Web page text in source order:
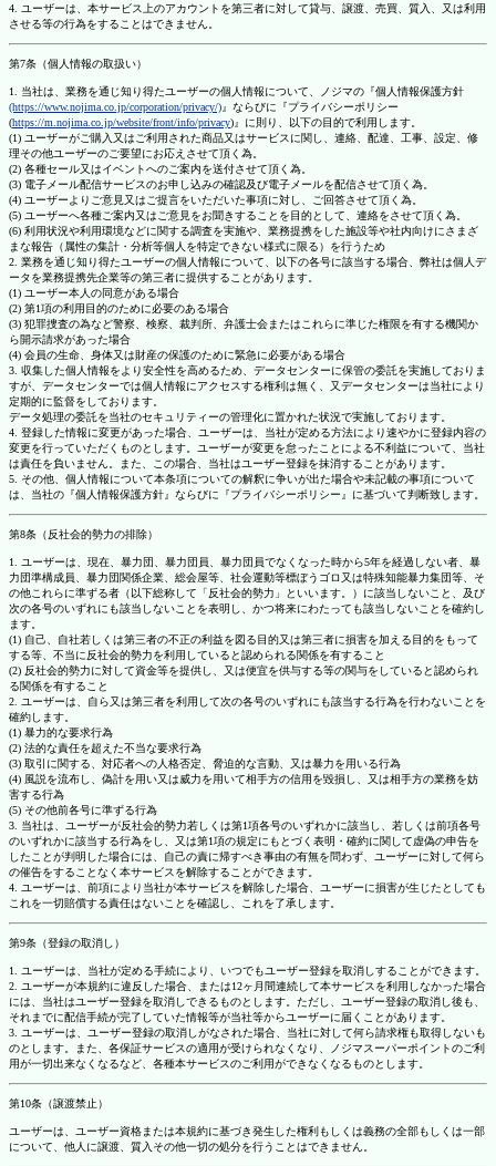
4. ユーザーは、本サービス上のアカウントを第三者に対して貸与、譲渡、売買、質入、又は利用
させる等の行為をすることはできません。
第7条（個人情報の取扱い）
1. 当社は、業務を通じ知り得たユーザーの個人情報について、ノジマの『個人情報保護方針
(https://www.nojima.co.jp/corporation/privacy/)』ならびに『プライバシーポリシー
(https://m.nojima.co.jp/website/front/info/privacy)』に則り、以下の目的で利用します。
(1) ユーザーがご購入又はご利用された商品又はサービスに関し、連絡、配達、工事、設定、修
理その他ユーザーのご要望にお応えさせて頂く為。
(2) 各種セール又はイベントへのご案内を送付させて頂く為。
(3) 電子メール配信サービスのお申し込みの確認及び電子メールを配信させて頂く為。
(4) ユーザーよりご意見又はご提言をいただいた事項に対し、ご回答させて頂く為。
(5) ユーザーへ各種ご案内又はご意見をお聞きすることを目的として、連絡をさせて頂く為。
(6) 利用状況や利用環境などに関する調査を実施や、業務提携をした施設等や社内向けにさまざ
まな報告（属性の集計・分析等個人を特定できない様式に限る）を行うため
2. 業務を通じ知り得たユーザーの個人情報について、以下の各号に該当する場合、弊社は個人デ
ータを業務提携先企業等の第三者に提供することがあります。
(1) ユーザー本人の同意がある場合
(2) 第1項の利用目的のために必要のある場合
(3) 犯罪捜査の為など警察、検察、裁判所、弁護士会またはこれらに準じた権限を有する機関か
ら開示請求があった場合
(4) 会員の生命、身体又は財産の保護のために緊急に必要がある場合
3. 収集した個人情報をより安全性を高めるため、データセンターに保管の委託を実施しておりま
すが、データセンターでは個人情報にアクセスする権利は無く、又データセンターは当社により
定期的に監督をしております。
データ処理の委託を当社のセキュリティーの管理化に置かれた状況で実施しております。
4. 登録した情報に変更があった場合、ユーザーは、当社が定める方法により速やかに登録内容の
変更を行っていただくものとします。ユーザーが変更を怠ったことによる不利益について、当社
は責任を負いません。また、この場合、当社はユーザー登録を抹消することがあります。
5. その他、個人情報について本条項についての解釈に争いが出た場合や未記載の事項について
は、当社の『個人情報保護方針』ならびに『プライバシーポリシー』に基づいて判断致します。
第8条（反社会的勢力の排除）
1. ユーザーは、現在、暴力団、暴力団員、暴力団員でなくなった時から5年を経過しない者、暴
力団準構成員、暴力団関係企業、総会屋等、社会運動等標ぼうゴロ又は特殊知能暴力集団等、そ
の他これらに準ずる者（以下総称して「反社会的勢力」といいます。）に該当しないこと、及び
次の各号のいずれにも該当しないことを表明し、かつ将来にわたっても該当しないことを確約し
ます。
(1) 自己、自社若しくは第三者の不正の利益を図る目的又は第三者に損害を加える目的をもって
する等、不当に反社会的勢力を利用していると認められる関係を有すること
(2) 反社会的勢力に対して資金等を提供し、又は便宜を供与する等の関与をしていると認められ
る関係を有すること
2. ユーザーは、自ら又は第三者を利用して次の各号のいずれにも該当する行為を行わないことを
確約します。
(1) 暴力的な要求行為
(2) 法的な責任を超えた不当な要求行為
(3) 取引に関する、対応者への人格否定、脅迫的な言動、又は暴力を用いる行為
(4) 風説を流布し、偽計を用い又は威力を用いて相手方の信用を毀損し、又は相手方の業務を妨
害する行為
(5) その他前各号に準ずる行為
3. 当社は、ユーザーが反社会的勢力若しくは第1項各号のいずれかに該当し、若しくは前項各号
のいずれかに該当する行為をし、又は第1項の規定にもとづく表明・確約に関して虚偽の申告を
したことが判明した場合には、自己の責に帰すべき事由の有無を問わず、ユーザーに対して何ら
の催告をすることなく本サービスを解除することができます。
4. ユーザーは、前項により当社が本サービスを解除した場合、ユーザーに損害が生じたとしても
これを一切賠償する責任はないことを確認し、これを了承します。
第9条（登録の取消し）
1. ユーザーは、当社が定める手続により、いつでもユーザー登録を取消しすることができます。
2. ユーザーが本規約に違反した場合、または12ヶ月間連続して本サービスを利用しなかった場合
には、当社はユーザー登録を取消しできるものとします。ただし、ユーザー登録の取消し後も、
それまでに配信手続が完了していた情報等が当社等からユーザーに届くことがあります。
3. ユーザーは、ユーザー登録の取消しがなされた場合、当社に対して何ら請求権も取得しないも
のとします。また、各保証サービスの適用が受けられなくなり、ノジマスーパーポイントのご利
用が一切出来なくなるなど、各種本サービスのご利用ができなくなるものとします。
第10条（譲渡禁止）
ユーザーは、ユーザー資格または本規約に基づき発生した権利もしくは義務の全部もしくは一部
について、他人に譲渡、質入その他一切の処分を行うことはできません。